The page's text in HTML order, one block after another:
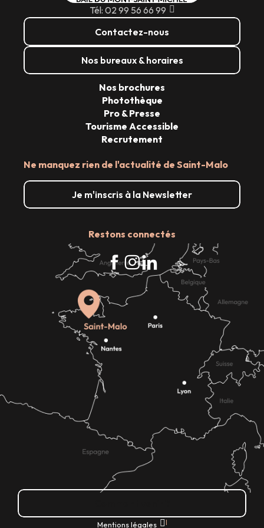
Tél: 02 99 56 66 99
Contactez-nous
Nos bureaux & horaires
Ne manquez rien de l'actualité de Saint-Malo
Je m'inscris à la Newsletter
Restons connectés
Nos brochures
Photothèque
Pro & Presse
Tourisme Accessible
Recrutement
Mentions légales |